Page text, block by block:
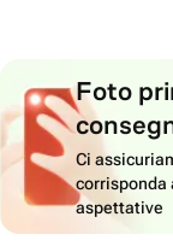
Foto
Ci
corrisponda
aspettative